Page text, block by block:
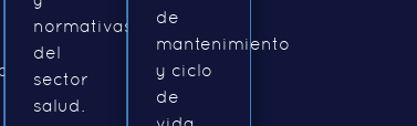
normativas
del
sector
salud.
de
mantenimiento
y ciclo
de